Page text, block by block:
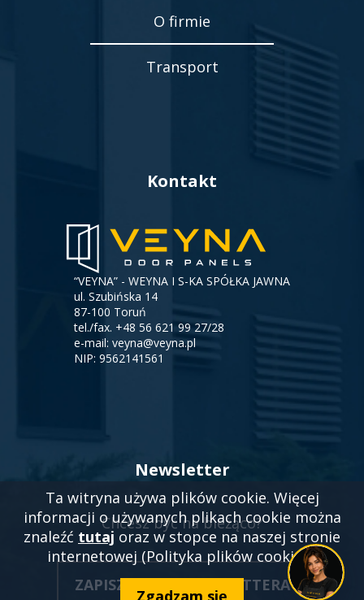
O firmie
Transport
Kontakt
“VEYNA” - WEYNA I S-KA SPÓŁKA JAWNA
ul. Szubińska 14
87-100 Toruń
tel./fax. +48 56 621 99 27/28
e-mail: veyna@veyna.pl
NIP: 9562141561
Newsletter
Chcesz być na bieżąco?
ZAPISZ SIĘ DO NEWSLETTERAOTWORZY
Ta witryna używa plików cookie. Więcej
informacji o używanych plikach cookie można
znaleźć tutaj oraz w stopce na naszej stronie
internetowej (Polityka plików cookies).
Zgadzam się